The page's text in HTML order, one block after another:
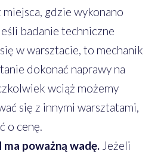
miejsca, gdzie wykonano
badanie techniczne
w warsztacie, to mechanik
dokonać naprawy na
wciąż możemy
się z innymi warsztatami,
o cenę.
ma poważną wadę. Jeżeli